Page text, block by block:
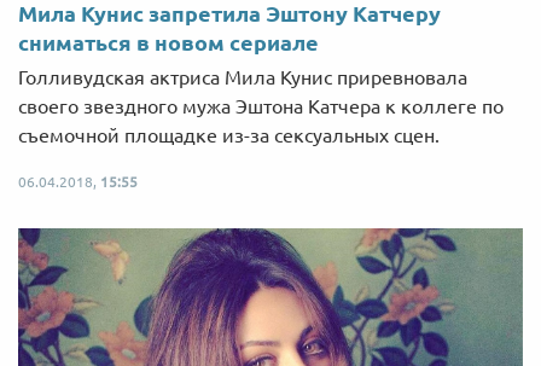
Мила Кунис запретила Эштону Катчеру
сниматься в новом сериале
Голливудская актриса Мила Кунис приревновала
своего звездного мужа Эштона Катчера к коллеге по
съемочной площадке из-за сексуальных сцен.
06.04.2018, 15:55